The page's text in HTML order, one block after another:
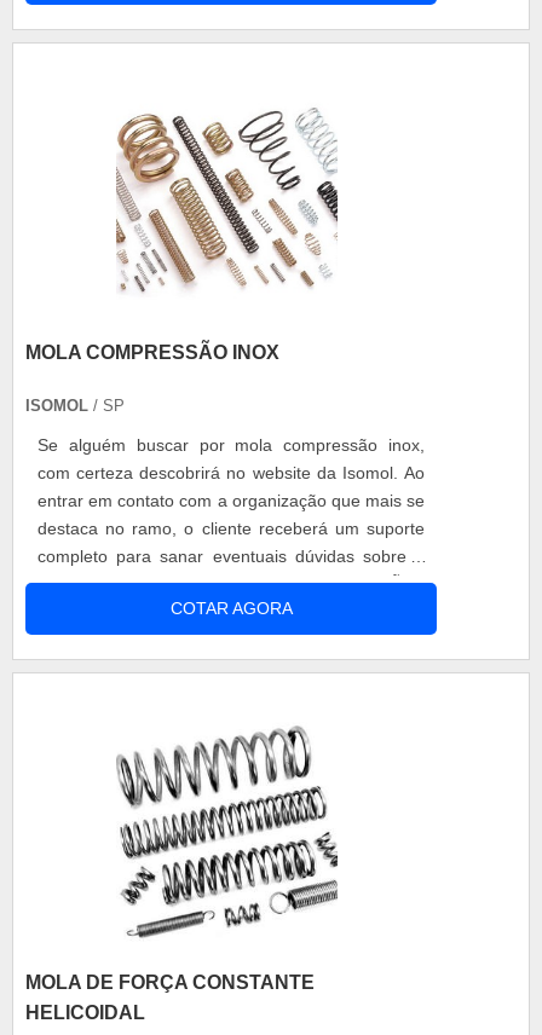
importante recorrer a esse tipo de mola para
MOLA COMPRESSÃO INOX
ISOMOL / SP
Se alguém buscar por mola compressão inox,
com certeza descobrirá no website da Isomol. Ao
entrar em contato com a organização que mais se
destaca no ramo, o cliente receberá um suporte
completo para sanar eventuais dúvidas sobre o
produto a ser adquirido.MAIS INFORMAÇÕES
SOBRE MOLA COMPRESSÃO INOXSe alguém
buscar por mola compressão inox em uma
encontrar artefatos de arame e molas agricolas,
garantindo o que há de melhor em tecnologia ao
cliente.Discorrendo ainda sobre mola compressão
inox, na essência da empresa, a mesma deve
prezar pelos produtos e serviços com ótima
qualidade e proteção, pontos importantes que
ficam de fora no planejamento de empresas que
visam apenas o lucro, deixando a desejar nos
deve sempre ser adquirido com companhias
especializadas no segmento. Esse tipo de cuidado
COTAR AGORA
MOLA DE FORÇA CONSTANTE
HELICOIDAL